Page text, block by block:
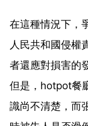
在這種情況下，
人民共和國侵權
者還應對損害的
但是，hotpot餐
識尚不清楚，而